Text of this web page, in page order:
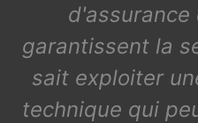
garantissent la
sait exploiter
technique qui